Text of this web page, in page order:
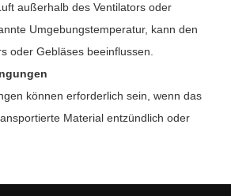
außerhalb des Ventilators oder
Umgebungstemperatur, kann den
oder Gebläses beeinflussen.
können erforderlich sein, wenn das
Material entzündlich oder